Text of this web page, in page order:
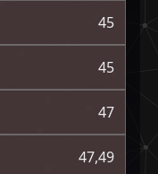
45
45
47
47,49